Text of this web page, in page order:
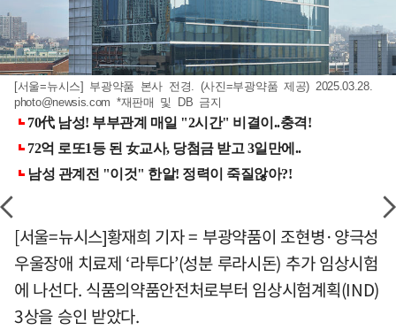
[서울=뉴시스] 부광약품 본사 전경. (사진=부광약품 제공) 2025.03.28.
photo@newsis.com *재판매 및 DB 금지
[서울=뉴시스]황재희 기자 = 부광약품이 조현병·양극성
우울장애 치료제 ‘라투다’(성분 루라시돈) 추가 임상시험
에 나선다. 식품의약품안전처로부터 임상시험계획(IND)
3상을 승인 받았다.